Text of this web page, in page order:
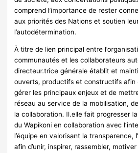
comprend l’importance de rester
aux priorités des Nations et soutien
l’autodétermination.
À titre de lien principal entre
communautés et les collaborateurs
directeur.trice générale établit et
ouverts, productifs et constructifs afin
gérer les principaux enjeux et de
réseau au service de la mobilisation,
la collaboration. Il.elle fait progresser
du Wapikoni en collaboration avec
l’équipe en valorisant la transparence,
afin d’unir, inspirer, rassembler,